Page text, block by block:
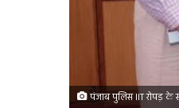
पंजाब पुलिस IIT रोपड़ के